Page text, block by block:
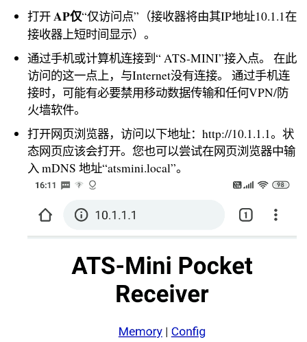
打开AP仅“仅访问点”（接收器将由其IP地址10.1.1在
接收器上短时间显示）。
通过手机或计算机连接到“ ATS-MINI”接入点。 在此
访问的这一点上，与Internet没有连接。 通过手机连
接时，可能有必要禁用移动数据传输和任何VPN/防
火墙软件。
打开网页浏览器，访问以下地址：http://10.1.1.1。状
态网页应该会打开。您也可以尝试在网页浏览器中输
入 mDNS 地址“atsmini.local”。